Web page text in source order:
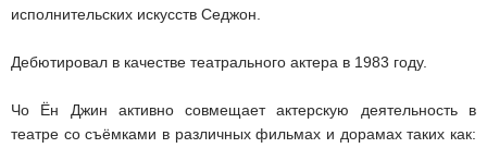
исполнительских искусств Седжон.
Дебютировал в качестве театрального актера в 1983 году.
Чо Ён Джин активно совмещает актерскую деятельность в
театре со съёмками в различных фильмах и дорамах таких как: